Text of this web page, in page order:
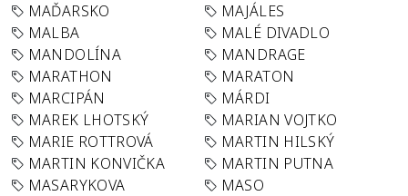
MAĎARSKO
MAJÁLES
MALBA
MALÉ DIVADLO
MANDOLÍNA
MANDRAGE
MARATHON
MARATON
MARCIPÁN
MÁRDI
MAREK LHOTSKÝ
MARIAN VOJTKO
MARIE ROTTROVÁ
MARTIN HILSKÝ
MARTIN KONVIČKA
MARTIN PUTNA
MASARYKOVA
MASO